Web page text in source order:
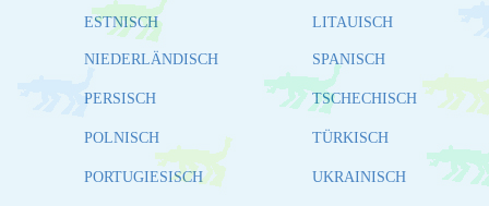
ESTNISCH LITAUISCH
NIEDERLÄNDISCH
PERSISCH
POLNISCH
PORTUGIESISCH
SPANISCH
TSCHECHISCH
TÜRKISCH
UKRAINISCH